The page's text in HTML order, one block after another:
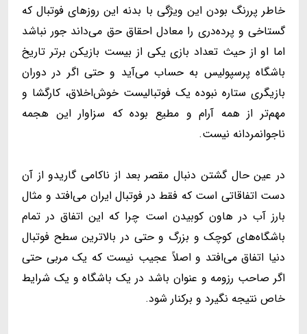
خاطر پررنگ بودن این ویژگی با بدنه این روزهای فوتبال که
گستاخی و پرده‌دری را معادل احقاق حق می‌داند جور نباشد
اما او از حیث تعداد بازی یکی از بیست بازیکن برتر تاریخ
باشگاه پرسپولیس به حساب می‌آید و حتی اگر در دوران
بازیگری ستاره نبوده یک فوتبالیست خوش‌اخلاق، کارگشا و
مهم‌تر از همه آرام و مطیع بوده که سزاوار این هجمه
ناجوانمردانه نیست.
در عین حال گشتن دنبال مقصر بعد از ناکامی گاریدو از آن
دست اتفاقاتی است که فقط در فوتبال ایران می‌افتد و مثال
بارز آب در هاون کوبیدن است چرا که این اتفاق در تمام
باشگاه‌های کوچک و بزرگ و حتی در بالاترین سطح فوتبال
دنیا اتفاق می‌افتد و اصلاً عجیب نیست که یک مربی حتی
اگر صاحب رزومه و عنوان باشد در یک باشگاه و یک شرایط
خاص نتیجه نگیرد و برکنار شود.